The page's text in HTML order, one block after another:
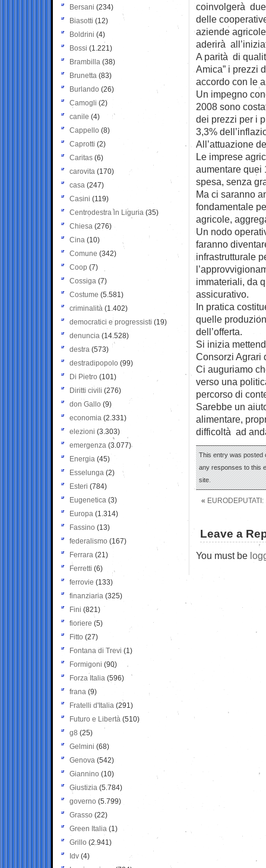
coinvolgerà
delle
aziende
aderirà
A parità di
Amica” i prezzi
accordo con le
Un impegno
2008 sono
dei prezzi per i
3,3%
All’attuazione
Le imprese
aumentare quei
spesa, senza
Ma ci saranno
fondamentale
agricole,
Un nodo
faranno
infrastrutturale
immateriali, da
assicurativo.
In pratica
quelle
dell’offerta.
Si inizia
Consorzi Agrari
Ci auguriamo
verso una
percorso di
Sarebbe un
alimentare,
difficoltà ad
This entry was posted
any responses to this
site.
«
Leave a
You must be
Bersani (234)
Biasotti (12)
Boldrini (4)
Bossi (1.221)
Brambilla (38)
Brunetta (83)
Burlando (26)
Camogli (2)
canile (4)
Cappello (8)
Caprotti (2)
Caritas (6)
carovita (170)
casa (247)
Casini (119)
Centrodestra in Liguria (35)
Chiesa (276)
Cina (10)
Comune (342)
Coop (7)
Cossiga (7)
Costume (5.581)
criminalità (1.402)
democratici e progressisti (19)
denuncia (14.528)
destra (573)
destradipopolo (99)
Di Pietro (101)
Diritti civili (276)
don Gallo (9)
economia (2.331)
elezioni (3.303)
emergenza (3.077)
Energia (45)
Esselunga (2)
Esteri (784)
Eugenetica (3)
Europa (1.314)
Fassino (13)
federalismo (167)
Ferrara (21)
Ferretti (6)
ferrovie (133)
finanziaria (325)
Fini (821)
fioriere (5)
Fitto (27)
Fontana di Trevi (1)
Formigoni (90)
Forza Italia (596)
frana (9)
Fratelli d'Italia (291)
Futuro e Libertà (510)
g8 (25)
Gelmini (68)
Genova (542)
Giannino (10)
Giustizia (5.784)
governo (5.799)
Grasso (22)
Green Italia (1)
Grillo (2.941)
Idv (4)